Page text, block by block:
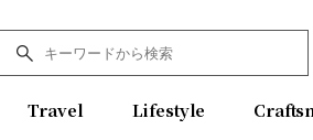
Travel Lifestyle